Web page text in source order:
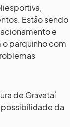
Estão sendo
e
o parquinho com
de Gravataí
possibilidade da